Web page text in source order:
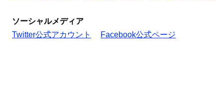
ソーシャルメディア
Twitter公式アカウント
Facebook公式ページ